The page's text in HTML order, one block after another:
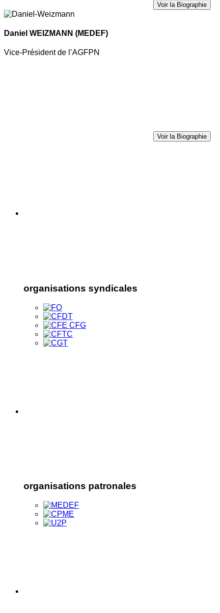
Voir la Biographie
Daniel WEIZMANN (MEDEF)
Vice-Président de l’AGFPN
Voir la Biographie
organisations syndicales
organisations patronales